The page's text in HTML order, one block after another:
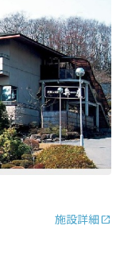
施設詳細